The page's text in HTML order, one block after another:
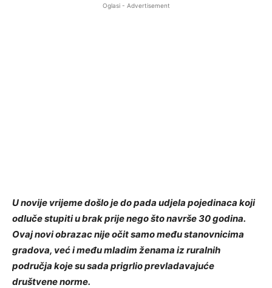
Oglasi - Advertisement
U novije vrijeme došlo je do pada udjela pojedinaca koji
odluče stupiti u brak prije nego što navrše 30 godina.
Ovaj novi obrazac nije očit samo među stanovnicima
gradova, već i među mladim ženama iz ruralnih
područja koje su sada prigrlio prevladavajuće
društvene norme.